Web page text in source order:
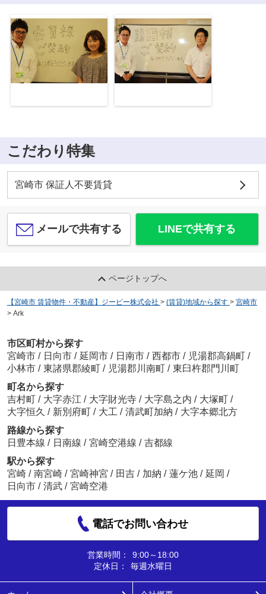
こだわり特集
宮崎市 保証人不要賃貸
メールで共有する LINEで共有する
ページトップへ
【宮崎市 賃貸物件・不動産】ジーピー株式会社 > (賃貸)地域から探す > 宮崎市
> Ark
市区町村から探す
宮崎市 / 日向市 / 延岡市 / 日南市 / 西都市 / 児湯郡高鍋町
/
小林市 / 東諸県郡綾町 / 児湯郡川南町 / 東臼杵郡門川町
町名から探す
吉村町 / 大字赤江 / 大字財光寺 / 大字島之内 / 大塚町 /
大字恒久 / 新別府町 / 大工 / 清武町加納 / 大字本郷北方
路線から探す
日豊本線 / 日南線 / 宮崎空港線 / 吉都線
駅から探す
宮崎 / 南宮崎 / 宮崎神宮 / 田吉 / 加納 / 蓮ケ池 / 延岡 /
日向市 / 清武 / 宮崎空港
電話でお問い合わせ
営業時間：
9:00～18:00
定休日：
毎週水曜日